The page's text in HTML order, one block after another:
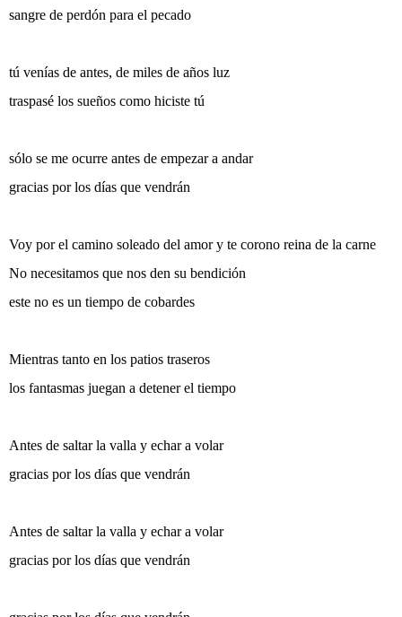
sangre de perdón para el pecado
tú venías de antes, de miles de años luz
traspasé los sueños como hiciste tú
sólo se me ocurre antes de empezar a andar
gracias por los días que vendrán
Voy por el camino soleado del amor y te corono reina de la carne
No necesitamos que nos den su bendición
este no es un tiempo de cobardes
Mientras tanto en los patios traseros
los fantasmas juegan a detener el tiempo
Antes de saltar la valla y echar a volar
gracias por los días que vendrán
Antes de saltar la valla y echar a volar
gracias por los días que vendrán